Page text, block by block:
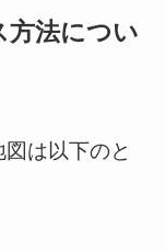
方法につい
は以下のと